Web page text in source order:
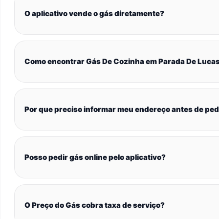
O aplicativo vende o gás diretamente?
Como encontrar Gás De Cozinha em Parada De
Por que preciso informar meu endereço antes de
Posso pedir gás online pelo aplicativo?
O Preço do Gás cobra taxa de serviço?